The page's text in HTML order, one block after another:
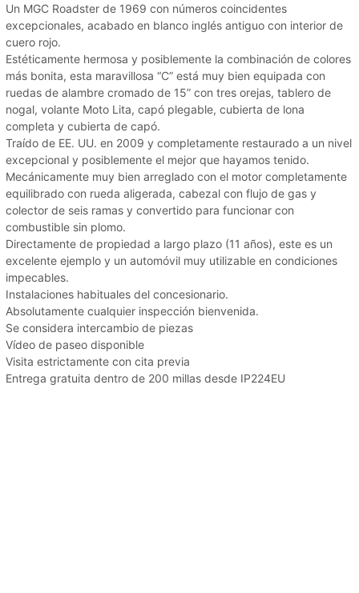
Un MGC Roadster de 1969 con números coincidentes
excepcionales, acabado en blanco inglés antiguo con interior de
cuero rojo.
Estéticamente hermosa y posiblemente la combinación de colores
más bonita, esta maravillosa “C” está muy bien equipada con
ruedas de alambre cromado de 15” con tres orejas, tablero de
nogal, volante Moto Lita, capó plegable, cubierta de lona
completa y cubierta de capó.
Traído de EE. UU. en 2009 y completamente restaurado a un nivel
excepcional y posiblemente el mejor que hayamos tenido.
Mecánicamente muy bien arreglado con el motor completamente
equilibrado con rueda aligerada, cabezal con flujo de gas y
colector de seis ramas y convertido para funcionar con
combustible sin plomo.
Directamente de propiedad a largo plazo (11 años), este es un
excelente ejemplo y un automóvil muy utilizable en condiciones
impecables.
Instalaciones habituales del concesionario.
Absolutamente cualquier inspección bienvenida.
Se considera intercambio de piezas
Vídeo de paseo disponible
Visita estrictamente con cita previa
Entrega gratuita dentro de 200 millas desde IP224EU